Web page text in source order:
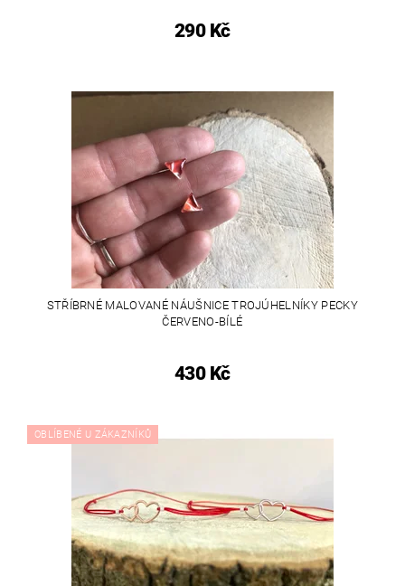
290 Kč
STŘÍBRNÉ MALOVANÉ NÁUŠNICE TROJÚHELNÍKY PECKY
ČERVENO-BÍLÉ
430 Kč
OBLÍBENÉ U ZÁKAZNÍKŮ